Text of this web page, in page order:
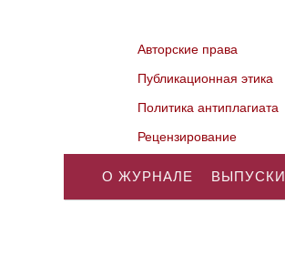
Авторские права
Публикационная этика
Политика антиплагиата
Рецензирование
О ЖУРНАЛЕ ВЫПУСКИ